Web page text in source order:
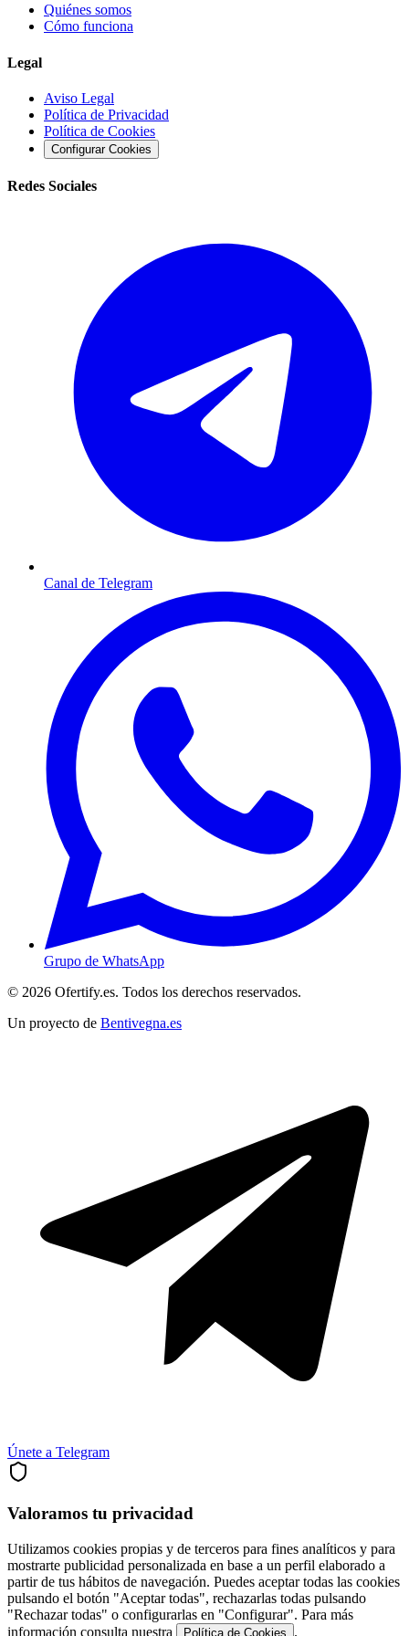
Quiénes somos
Cómo funciona
Legal
Aviso Legal
Política de Privacidad
Política de Cookies
Configurar Cookies
Redes Sociales
Canal de Telegram
Grupo de WhatsApp
© 2026 Ofertify.es. Todos los derechos reservados.
Un proyecto de Bentivegna.es
Únete a Telegram
Valoramos tu privacidad
Utilizamos cookies propias y de terceros para fines analíticos y para
mostrarte publicidad personalizada en base a un perfil elaborado a
partir de tus hábitos de navegación. Puedes aceptar todas las cookies
pulsando el botón "Aceptar todas", rechazarlas todas pulsando
"Rechazar todas" o configurarlas en "Configurar". Para más
información consulta nuestra
Política de Cookies .